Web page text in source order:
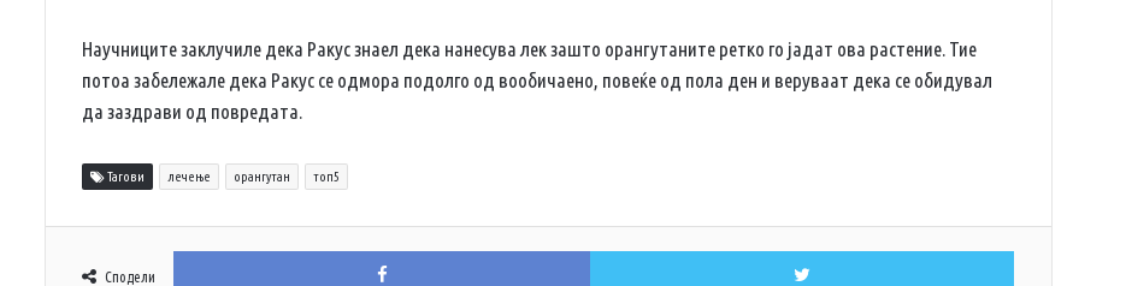
Научниците заклучиле дека Ракус знаел дека нанесува лек зашто орангутаните ретко го јадат ова растение. Тие
потоа забележале дека Ракус се одмора подолго од вообичаено, повеќе од пола ден и веруваат дека се обидувал
да заздрави од повредата.
Тагови лечење орангутан топ5
Сподели
Facebook Twitter